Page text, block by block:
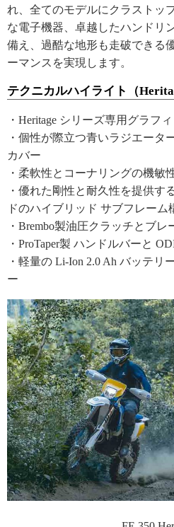
れ、全てのモデルにクラストッ
な電子機器、卓越したハンドリ
備え、過酷な地形も走破できる
ーマンスを実現します。
テクニカルハイライト（
・Heritage シリーズ専用グラフ
・個性が際立つ青いラジエータ
カバー
・柔軟性とコーナリングの機敏
・優れた剛性と耐久性を提供す
ドのハイブリッド サブフレーム
・Brembo製油圧クラッチとブレ
・ProTaper製 ハンドルバーと
・軽量の Li-Ion 2.0 Ah バッテリ
ー